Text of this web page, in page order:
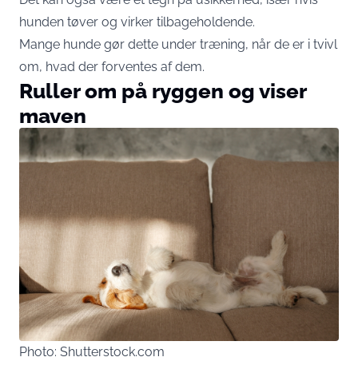
hunden tøver og virker tilbageholdende.
Mange hunde gør dette under træning, når de er i tvivl
om, hvad der forventes af dem.
Ruller om på ryggen og viser
maven
Photo: Shutterstock.com